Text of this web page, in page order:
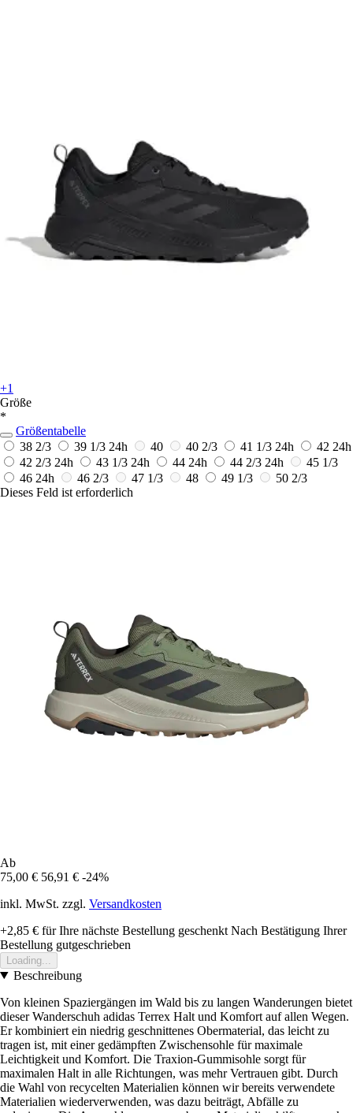
+1
Größe
*
Größentabelle
38 2/3
39 1/3 24h 40 40 2/3 41 1/3 24h 42 24h
42 2/3 24h 43 1/3 24h 44 24h 44 2/3 24h
45 1/3
46 24h 46 2/3 47 1/3 48 49 1/3
50 2/3
Dieses Feld ist erforderlich
Ab
75,00 € 56,91 € -24%
inkl. MwSt. zzgl. Versandkosten
+2,85 € für Ihre nächste Bestellung geschenkt Nach Bestätigung Ihrer
Bestellung gutgeschrieben
Loading...
Beschreibung
Von kleinen Spaziergängen im Wald bis zu langen Wanderungen bietet
dieser Wanderschuh adidas Terrex Halt und Komfort auf allen Wegen.
Er kombiniert ein niedrig geschnittenes Obermaterial, das leicht zu
tragen ist, mit einer gedämpften Zwischensohle für maximale
Leichtigkeit und Komfort. Die Traxion-Gummisohle sorgt für
maximalen Halt in alle Richtungen, was mehr Vertrauen gibt. Durch
die Wahl von recycelten Materialien können wir bereits verwendete
Materialien wiederverwenden, was dazu beiträgt, Abfälle zu